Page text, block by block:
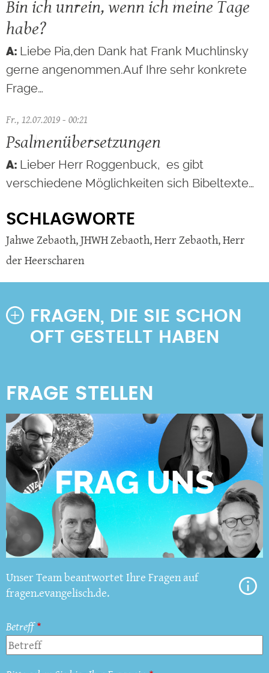
Bin ich unrein, wenn ich meine Tage
habe?
Liebe Pia,den Dank hat Frank Muchlinsky
gerne angenommen.Auf Ihre sehr konkrete
Frage…
Fr., 12.07.2019 - 00:21
Psalmenübersetzungen
Lieber Herr Roggenbuck, es gibt
verschiedene Möglichkeiten sich Bibeltexte…
SCHLAGWORTE
Jahwe Zebaoth,JHWH Zebaoth,Herr Zebaoth,Herr
der Heerscharen
FRAGEN, DIE SIE SCHON
OFT GESTELLT HABEN
Unser Team beantwortet Ihre Fragen auf
fragen.evangelisch.de.
Betreff